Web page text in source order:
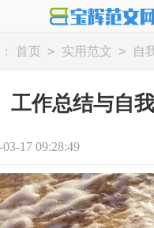
首页 > 实用范文 > 自
工作总结与自
17 09:28:49